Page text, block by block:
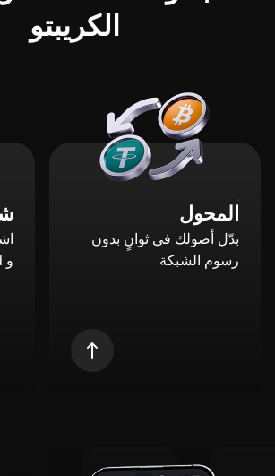
الكريبتو
المحول
بدّل أصولك في ثوانٍ بدون
رسوم الشبكة
و Mastercard